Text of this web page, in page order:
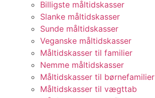
Billigste måltidskasser
Slanke måltidskasser
Sunde måltidskasser
Veganske måltidskasser
Måltidskasser til familier
Nemme måltidskasser
Måltidskasser til børnefamilier
Måltidskasser til vægttab